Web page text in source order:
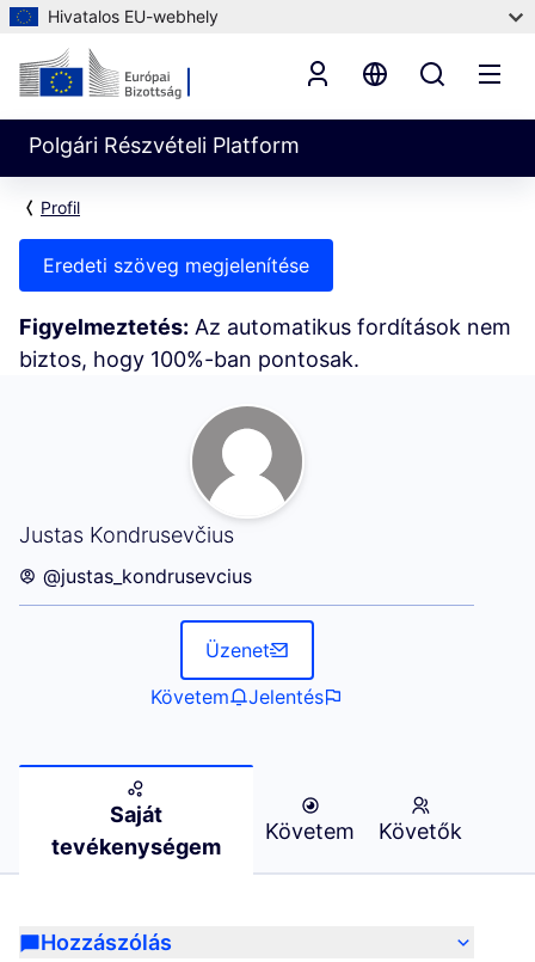
Hivatalos EU-webhely
Polgári Részvételi Platform
Profil
Eredeti szöveg megjelenítése
Figyelmeztetés: Az automatikus fordítások nem
biztos, hogy 100%-ban pontosak.
Justas Kondrusevčius
Saját tevékenységem (Justas Kondrusevčius)
@justas_kondrusevcius
Üzenet
Követem
Jelentés
Saját
tevékenységem
Követem Követők
Hozzászólás